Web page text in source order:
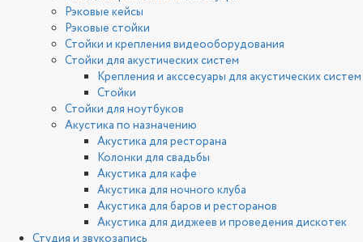
Рэковые кейсы
Рэковые стойки
Стойки и крепления видеооборудования
Стойки для акустических систем
Крепления и акссесуары для акустических систем
Стойки
Стойки для ноутбуков
Акустика по назначению
Акустика для ресторана
Колонки для свадьбы
Акустика для кафе
Акустика для ночного клуба
Акустика для баров и ресторанов
Акустика для диджеев и проведения дискотек
Студия и звукозапись